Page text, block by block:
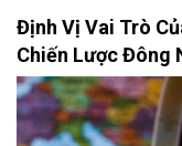
Định Vị Vai Trò
Chiến Lược Đông